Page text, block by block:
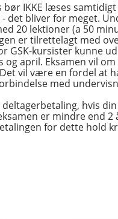
bør IKKE læses
det bliver for meget.
20 lektioner (a 50
er tilrettelagt med
GSK-kursister kunne
og april. Eksamen vil
vil være en fordel at
med
hvis
er mindre end
for dette hold